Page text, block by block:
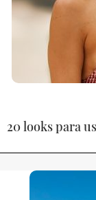
20 looks para